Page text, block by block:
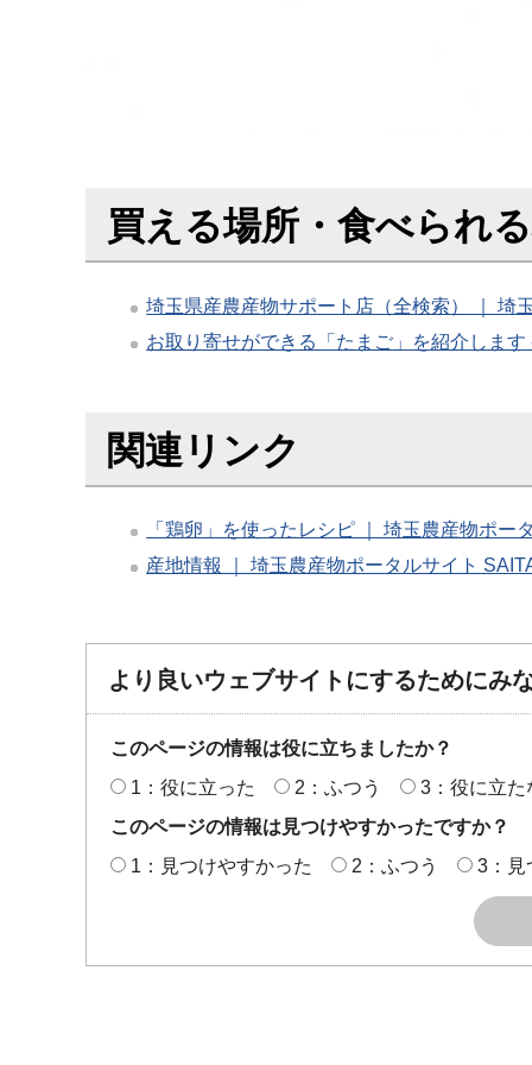
買える場所・食べられ
埼玉県産農産物サポート店（全検索） ｜ 埼
お取り寄せができる「たまご」を紹介しま
関連リンク
「鶏卵」を使ったレシピ ｜ 埼玉農産物ポー
産地情報 ｜ 埼玉農産物ポータルサイト
より良いウェブサイトにするためにみ
このページの情報は役に立ちましたか？
1：役に立った
2：ふつう
3：役に立た
このページの情報は見つけやすかったですか？
1：見つけやすかった
2：ふつう 3：見